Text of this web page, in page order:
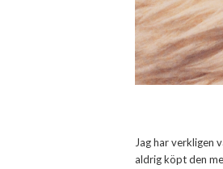
Jag har verkligen
aldrig köpt den